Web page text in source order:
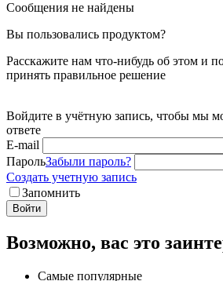
Сообщения не найдены
Вы пользовались продуктом?
Расскажите нам что-нибудь об этом и
принять правильное решение
Войдите в учётную запись, чтобы мы
ответе
E-mail
ПарольЗабыли пароль?
Создать учетную запись
Запомнить
Войти
Возможно, вас это
Самые популярные